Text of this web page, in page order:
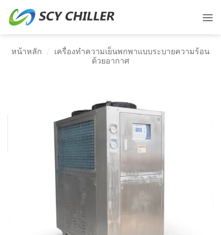
หน้าหลัก / เครื่องทำความเย็นพกพาแบบระบายความร้อน
ด้วยอากาศ